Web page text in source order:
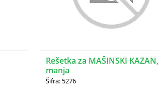
Rešetka za MAŠINSKI KAZAN,
manja
Šifra: 5276